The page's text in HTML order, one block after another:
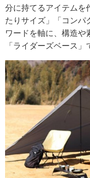
分に持てるアイテムを
たりサイズ」「コンパ
ワードを軸に、構造や
「ライダーズベース」